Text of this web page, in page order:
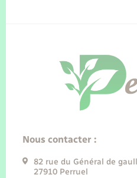
Nous contacter :
82 rue du Général de
27910 Perruel